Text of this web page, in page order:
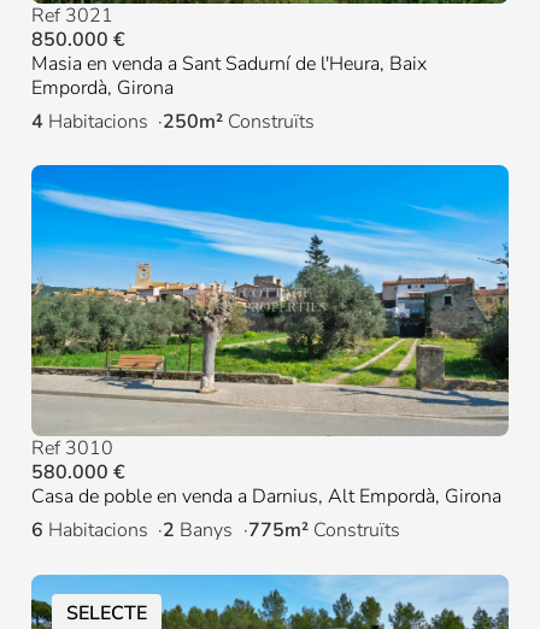
Ref 3021
850.000 €
Masia en venda a Sant Sadurní de l'Heura, Baix
Empordà, Girona
4 Habitacions 250m² Construïts
Ref 3010
580.000 €
Casa de poble en venda a Darnius, Alt Empordà, Girona
6 Habitacions 2 Banys 775m² Construïts
SELECTE